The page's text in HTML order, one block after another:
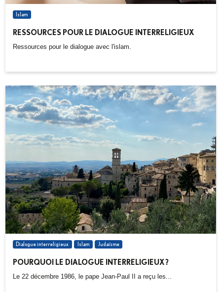
Islam
RESSOURCES POUR LE DIALOGUE INTERRELIGIEUX
Ressources pour le dialogue avec l'islam.
Dialogue interreligieux Islam Judaïsme
POURQUOI LE DIALOGUE INTERRELIGIEUX ?
Le 22 décembre 1986, le pape Jean-Paul II a reçu les...